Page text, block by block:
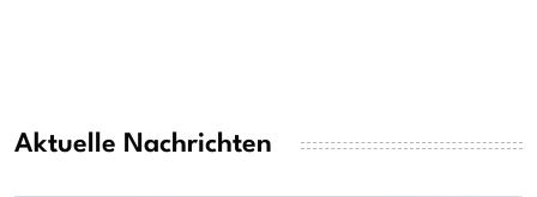
Aktuelle Nachrichten